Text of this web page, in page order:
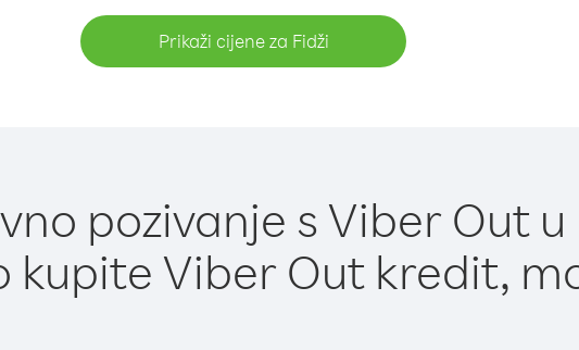
Prikaži cijene za Fidži
pozivanje s Viber Out u
kupite Viber Out kredit,